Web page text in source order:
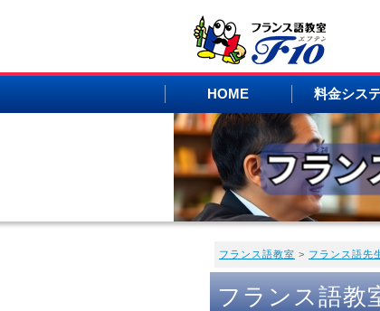
HOME 料金シス
フランス語教室 > フランス語先
フランス語教